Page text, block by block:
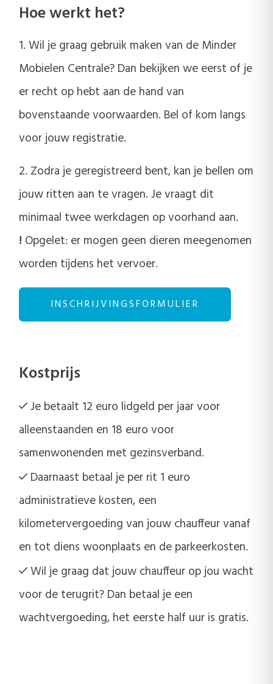
Hoe werkt het?
1. Wil je graag gebruik maken van de Minder
Mobielen Centrale? Dan bekijken we eerst of je
er recht op hebt aan de hand van
bovenstaande voorwaarden. Bel of kom langs
voor jouw registratie.
2. Zodra je geregistreerd bent, kan je bellen om
jouw ritten aan te vragen. Je vraagt dit
minimaal twee werkdagen op voorhand aan.
! Opgelet: er mogen geen dieren meegenomen
worden tijdens het vervoer.
INSCHRIJVINGSFORMULIER
Kostprijs
Je betaalt 12 euro lidgeld per jaar voor
alleenstaanden en 18 euro voor
samenwonenden met gezinsverband.
Daarnaast betaal je per rit 1 euro
administratieve kosten, een
kilometervergoeding van jouw chauffeur vanaf
en tot diens woonplaats en de parkeerkosten.
Wil je graag dat jouw chauffeur op jou wacht
voor de terugrit? Dan betaal je een
wachtvergoeding, het eerste half uur is gratis.